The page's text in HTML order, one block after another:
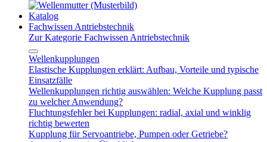
Katalog
Fachwissen Antriebstechnik
Zur Kategorie Fachwissen Antriebstechnik
Wellenkupplungen
Elastische Kupplungen erklärt: Aufbau, Vorteile und typische
Einsatzfälle
Wellenkupplungen richtig auswählen: Welche Kupplung passt
zu welcher Anwendung?
Fluchtungsfehler bei Kupplungen: radial, axial und winklig
richtig bewerten
Kupplung für Servoantriebe, Pumpen oder Getriebe?